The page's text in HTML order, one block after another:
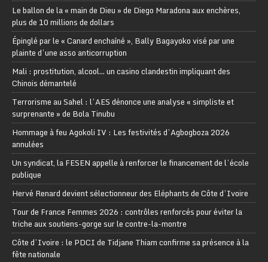
Le ballon de la « main de Dieu » de Diego Maradona aux enchères,
plus de 10 millions de dollars
Épinglé par le « Canard enchaîné », Bally Bagayoko visé par une
plainte d’une asso anticorruption
Mali : prostitution, alcool… un casino clandestin impliquant des
Chinois démantelé
Terrorisme au Sahel : l’AES dénonce une analyse « simpliste et
surprenante » de Bola Tinubu
Hommage à feu Agokoli IV : Les festivités d’Agbogboza 2026
annulées
Un syndicat, la FESEN appelle à renforcer le financement de l’école
publique
Hervé Renard devient sélectionneur des Eléphants de Côte d’Ivoire
Tour de France Femmes 2026 : contrôles renforcés pour éviter la
triche aux soutiens-gorge sur le contre-la-montre
Côte d’Ivoire : le PDCI de Tidjane Thiam confirme sa présence à la
fête nationale